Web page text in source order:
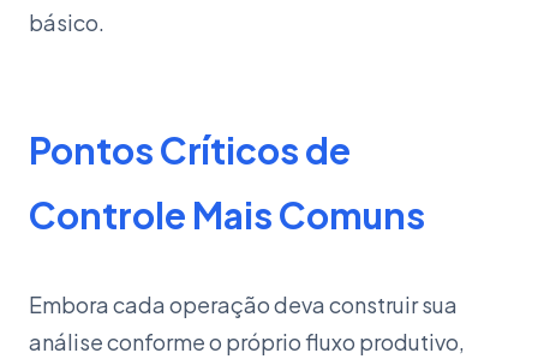
básico.
Pontos Críticos de
Controle Mais Comuns
Embora cada operação deva construir sua
análise conforme o próprio fluxo produtivo,